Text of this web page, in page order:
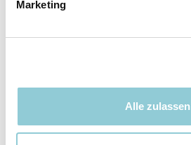
Marketing
Alle zulassen
Elektrische Seitenspiegel
Interieur – Komfort